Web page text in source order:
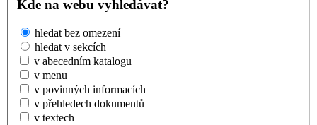
Kde na webu vyhledávat?
hledat bez omezení
hledat v sekcích
v abecedním katalogu
v menu
v povinných informacích
v přehledech dokumentů
v textech